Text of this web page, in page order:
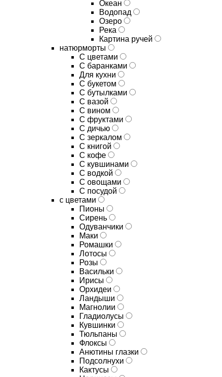
Океан
Водопад
Озеро
Река
Картина ручей
натюрморты
С цветами
С баранками
Для кухни
C букетом
C бутылками
C вазой
C вином
C фруктами
C дичью
C зеркалом
C книгой
C кофе
C кувшинами
C водкой
C овощами
C посудой
с цветами
Пионы
Сирень
Одуванчики
Маки
Ромашки
Лотосы
Розы
Васильки
Ирисы
Орхидеи
Ландыши
Магнолии
Гладиолусы
Кувшинки
Тюльпаны
Флоксы
Анютины глазки
Подсолнухи
Кактусы